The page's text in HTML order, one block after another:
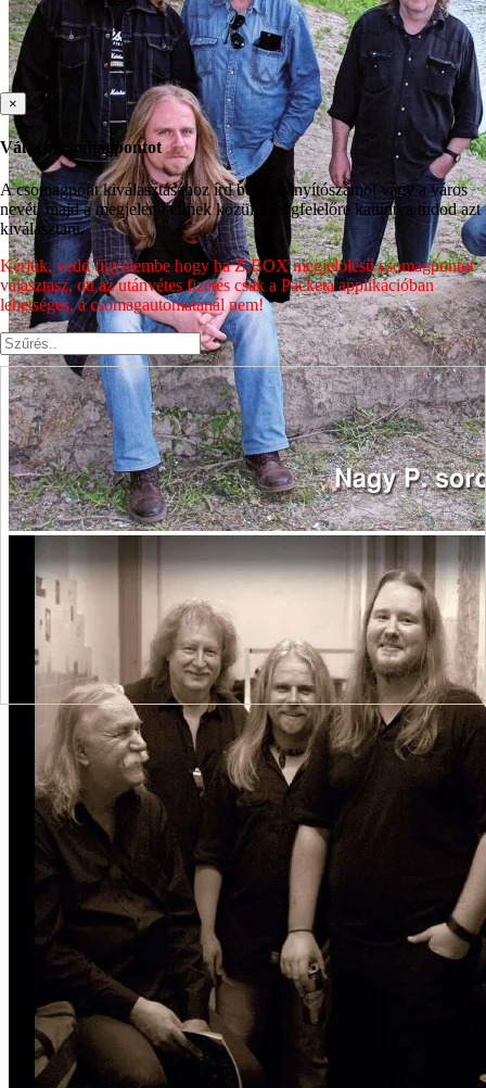
×
Válassz csomagpontot
A csomagpont kiválasztásához írd be az irányítószámot vagy a város
nevét, majd a megjelenő címek közül a megfelelőre kattintva tudod azt
kiválasztani.
Kérjük, vedd figyelembe hogy ha Z-BOX megjelölésű csomagpontot
választasz, ott az utánvétes fizetés csak a Packeta applikációban
lehetséges, a csomagautomatánál nem!